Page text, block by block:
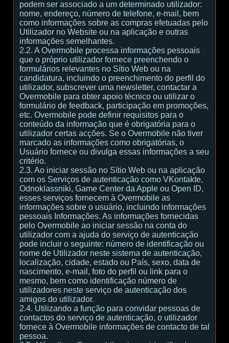
podem ser associado a um determinado utilizador:
nome, endereço, número de telefone, e-mail, bem
como informações sobre as compras efetuadas pelo
Utilizador no Website ou na aplicação e outras
informações semelhantes.
2.2. A Overmobile processa informações pessoais
que o próprio utilizador fornece preenchendo o
formulários relevantes no Sítio Web ou na
candidatura, incluindo o preenchimento do perfil do
utilizador, subscrever uma newsletter, contactar a
Overmobile para obter apoio técnico ou utilizar o
formulário de feedback, participação em promoções,
etc. Overmobile pode definir requisitos para o
conteúdo da informação que é obrigatória para o
utilizador certas acções. Se o Overmobile não tiver
marcado as informações como obrigatórias, o
Usuário fornece ou divulga essas informações a seu
critério.
2.3. Ao iniciar sessão no Sítio Web ou na aplicação
com os Serviços de autenticação como VKontakte,
Odnoklassniki, Game Center da Apple ou Open ID,
esses serviços fornecem à Overmobile as
informações sobre o usuário, incluindo informações
pessoais Informações. As informações fornecidas
pelo Overmobile ao iniciar sessão na conta do
utilizador com a ajuda do serviço de autenticação
pode incluir o seguinte: número de identificação ou
nome de Utilizador neste sistema de autenticação,
localização, cidade, estado ou País, sexo, data de
nascimento, e-mail, foto do perfil ou link para o
mesmo, bem como identificação número de
utilizadores neste serviço de autenticação dos
amigos do utilizador.
2.4. Utilizando a função para convidar pessoas de
contactos do serviço de autenticação, o utilizador
fornece à Overmobile informações de contacto de tal
pessoa.